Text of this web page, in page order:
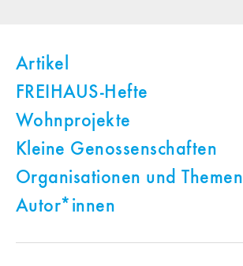
Artikel
FREIHAUS-Hefte
Wohnprojekte
Kleine Genossenschaften
Organisationen und Themen
Autor*innen